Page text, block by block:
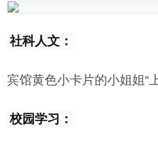
社科人文：
宾馆黄色小卡片的小姐姐“
校园学习：